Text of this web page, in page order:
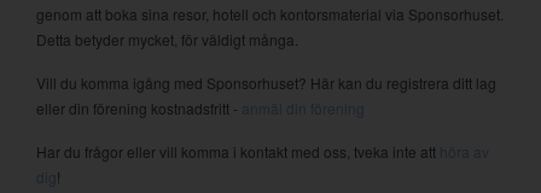
genom att boka sina resor, hotell och kontorsmaterial via Sponsorhuset.
Detta betyder mycket, för väldigt många.
Vill du komma igång med Sponsorhuset? Här kan du registrera ditt lag
eller din förening kostnadsfritt -
anmäl din förening
Har du frågor eller vill komma i kontakt med oss, tveka inte att höra av
!